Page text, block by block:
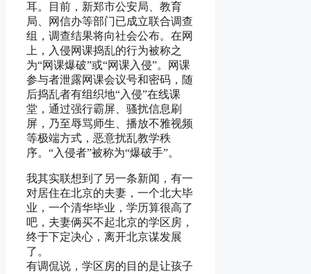
耳。目前，新郑市公安局、教育
局、网信办等部门已成立联合调查
组，调查结果将向社会公布。在网
上，入侵网课捣乱的行为被称之
为“网课爆破”或“网课入侵”。网课
参与者泄露网课会议号和密码，随
后捣乱者有组织地“入侵”在线课
堂，通过强行霸屏、骚扰信息刷
屏，乃至辱骂师生、播放不雅视频
等极端方式，恶意扰乱教学秩
序。“入侵者”被称为“爆破手”。
我其实联想到了另一条新闻，有一
对居住在北京的夫妻，一个北大毕
业，一个清华毕业，学历算很高了
吧，夫妻俩买不起北京的学区房，
终于下定决心，离开北京谋发展
了。
有调侃说，学区房的目的是让孩子